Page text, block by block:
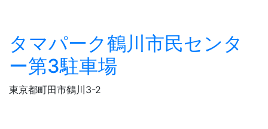
タマパーク鶴川市民センタ
ー第3駐車場
東京都町田市鶴川3-2